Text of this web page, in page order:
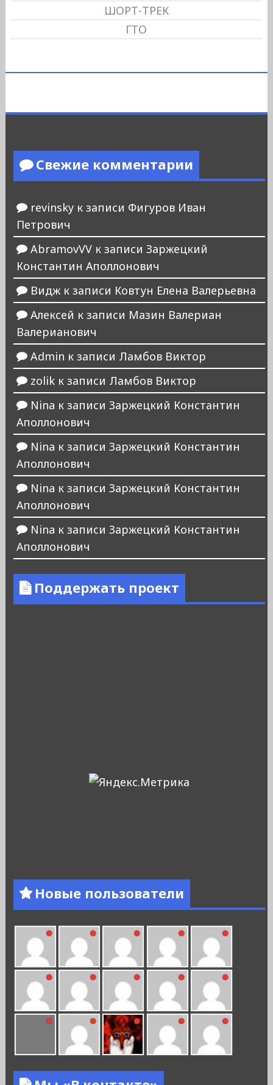
ШОРТ-ТРЕК
ГТО
Свежие комментарии
revinskyк записи Фигуров Иван
Петрович
AbramovVVк записи Заржецкий
Константин Аполлонович
Виджк записи Ковтун Елена Валерьевна
Алексей к записи Мазин Валериан
Валерианович
Admin к записи Ламбов Виктор
zolikк записи Ламбов Виктор
Nina к записи Заржецкий Константин
Аполлонович
Nina к записи Заржецкий Константин
Аполлонович
Nina к записи Заржецкий Константин
Аполлонович
Nina к записи Заржецкий Константин
Аполлонович
Поддержать проект
Новые пользователи